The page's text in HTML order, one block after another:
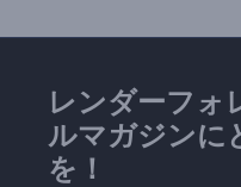
レンダーフォ
ルマガジンに
を！